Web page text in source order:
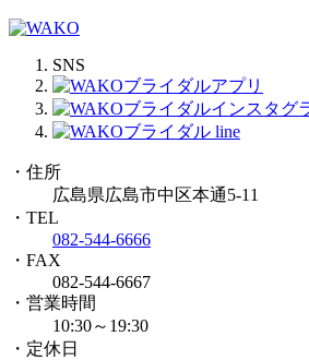
SNS
・住所
広島県広島市中区本通5-11
・TEL
082-544-6666
・FAX
082-544-6667
・営業時間
10:30～19:30
・定休日